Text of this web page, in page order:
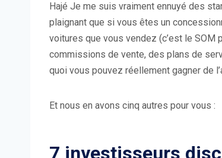
Hajé Je me suis vraiment ennuyé des
plaignant que si vous êtes un
voitures que vous vendez (c’est le SOM
commissions de vente, des plans de
quoi vous pouvez réellement gagner de
Et nous en avons cinq autres pour vous :